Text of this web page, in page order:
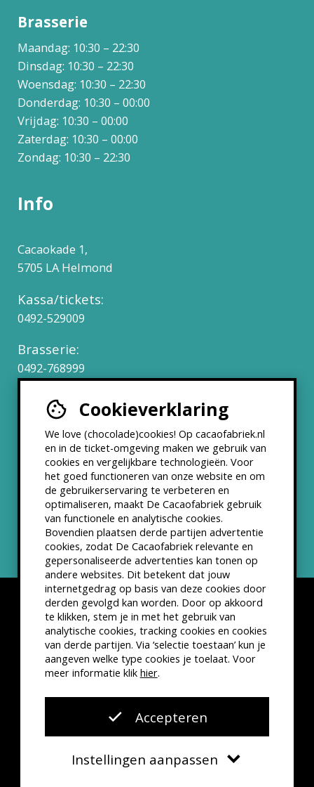
Cookieverklaring
We love (chocolade)cookies! Op cacaofabriek.nl
en in de ticket-omgeving maken we gebruik van
cookies en vergelijkbare technologieën. Voor
het goed functioneren van onze website en om
de gebruikerservaring te verbeteren en
optimaliseren, maakt De Cacaofabriek gebruik
van functionele en analytische cookies.
Bovendien plaatsen derde partijen advertentie
cookies, zodat De Cacaofabriek relevante en
gepersonaliseerde advertenties kan tonen op
andere websites. Dit betekent dat jouw
internetgedrag op basis van deze cookies door
derden gevolgd kan worden. Door op akkoord
te klikken, stem je in met het gebruik van
analytische cookies, tracking cookies en cookies
van derde partijen. Via ‘selectie toestaan’ kun je
aangeven welke type cookies je toelaat. Voor
meer informatie klik hier.
Accepteren
Instellingen aanpassen
Brasserie
Maandag: 10:30 – 22:30
Dinsdag: 10:30 – 22:30
Woensdag: 10:30 – 22:30
Donderdag: 10:30 – 00:00
Vrijdag: 10:30 – 00:00
Zaterdag: 10:30 – 00:00
Zondag: 10:30 – 22:30
Info
Cacaokade 1,
5705 LA Helmond
Kassa/tickets:
0492-529009
Brasserie:
0492-768999
Werken bij
Partners & Samenwerkingen
ANBI status
Nieuwsbrief
Disclaimer Privacyverklaring
Kleine lettertjes
VSCD Bezoekersvoorwaarden
Website doorThe Cre8ion.Lab